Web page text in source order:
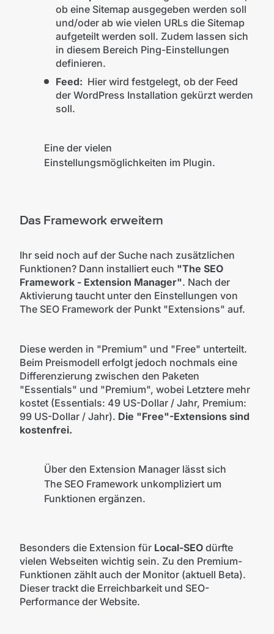
ob eine Sitemap ausgegeben werden soll
und/oder ab wie vielen URLs die Sitemap
aufgeteilt werden soll. Zudem lassen sich
in diesem Bereich Ping-Einstellungen
definieren.
Feed: Hier wird festgelegt, ob der Feed
der WordPress Installation gekürzt werden
soll.
Eine der vielen
Einstellungsmöglichkeiten im Plugin.
Das Framework erweitern
Ihr seid noch auf der Suche nach zusätzlichen
Funktionen? Dann installiert euch "The SEO
Framework - Extension Manager". Nach der
Aktivierung taucht unter den Einstellungen von
The SEO Framework der Punkt "Extensions" auf.
Diese werden in "Premium" und "Free" unterteilt.
Beim Preismodell erfolgt jedoch nochmals eine
Differenzierung zwischen den Paketen
"Essentials" und "Premium", wobei Letztere mehr
kostet (Essentials: 49 US-Dollar / Jahr, Premium:
99 US-Dollar / Jahr). Die "Free"-Extensions sind
kostenfrei.
Über den Extension Manager lässt sich
The SEO Framework unkompliziert um
Funktionen ergänzen.
Besonders die Extension für Local-SEOdürfte
vielen Webseiten wichtig sein. Zu den Premium-
Funktionen zählt auch der Monitor (aktuell Beta).
Dieser trackt die Erreichbarkeit und SEO-
Performance der Website.